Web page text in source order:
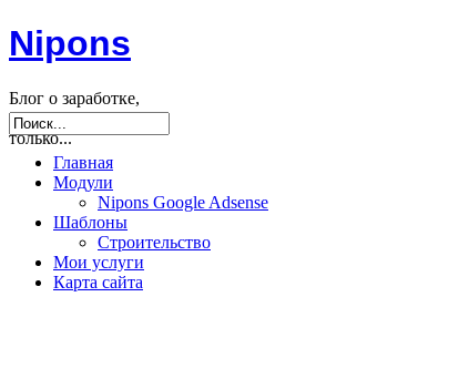
Nipons
Блог о заработке,
seo, joomla и не
только...
Главная
Модули
Nipons Google Adsense
Шаблоны
Строительство
Мои услуги
Карта сайта